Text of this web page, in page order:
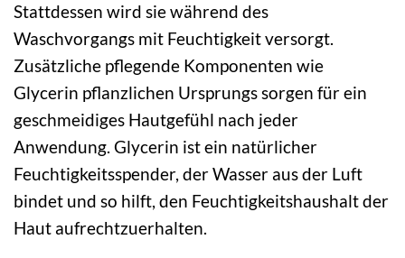
Stattdessen wird sie während des
Waschvorgangs mit Feuchtigkeit versorgt.
Zusätzliche pflegende Komponenten wie
Glycerin pflanzlichen Ursprungs sorgen für ein
geschmeidiges Hautgefühl nach jeder
Anwendung. Glycerin ist ein natürlicher
Feuchtigkeitsspender, der Wasser aus der Luft
bindet und so hilft, den Feuchtigkeitshaushalt der
Haut aufrechtzuerhalten.